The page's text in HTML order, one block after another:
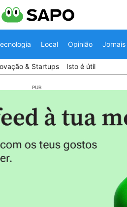
Local Opinião Jornais
& Startups Isto é útil